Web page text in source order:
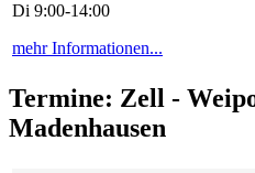
Di 9:00-14:00
mehr Informationen...
Termine: Zell -
Madenhausen